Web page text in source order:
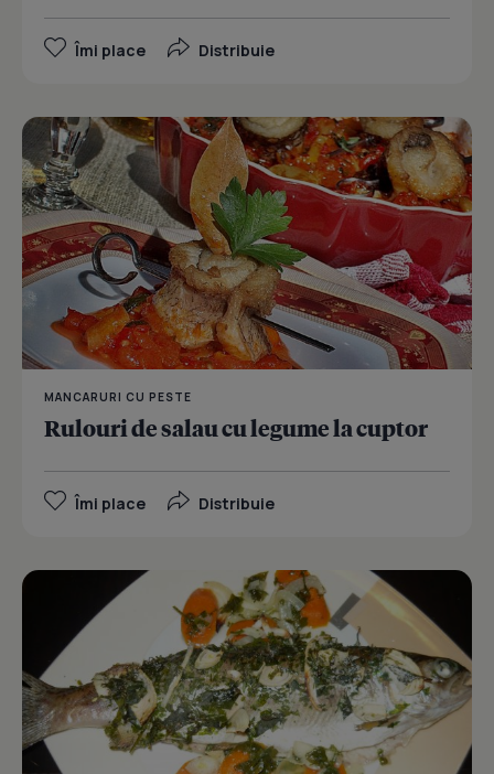
Îmi place Distribuie
MANCARURI CU PESTE
Rulouri de salau cu legume la cuptor
Îmi place Distribuie